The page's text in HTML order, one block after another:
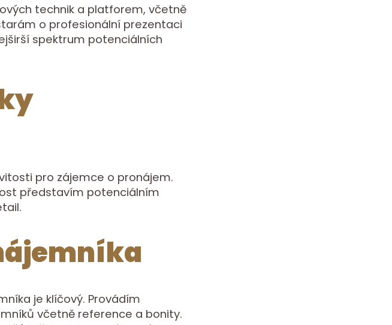
technik a platforem, včetně
o profesionální prezentaci
spektrum potenciálních
pro zájemce o pronájem.
představím potenciálním
je klíčový. Provádím
včetně reference a bonity.